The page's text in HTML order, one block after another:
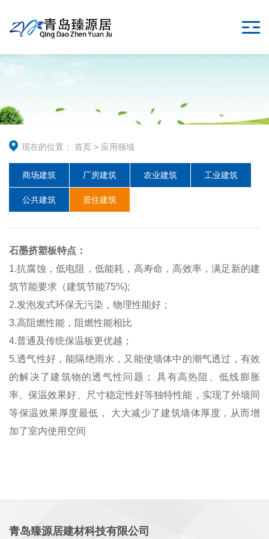
现在的位置： 首页 > 应用领域
商场建筑 厂房建筑 农业建筑 工业建筑
公共建筑 居住建筑
石墨挤塑板特点：
1.抗腐蚀，低电阻，低能耗，高寿命，高效率，满足新的建
筑节能要求（建筑节能75%);
2.发泡发式环保无污染，物理性能好；
3.高阻燃性能，阻燃性能相比
4.普通及传统保温板更优越；
5.透气性好，能隔绝雨水，又能使墙体中的潮气透过，有效
的解决了建筑物的透气性问题； 具有高热阻、低线膨胀
率、保温效果好、尺寸稳定性好等独特性能，实现了外墙同
等保温效果厚度最低， 大大减少了建筑墙体厚度，从而增
加了室内使用空间
青岛臻源居建材科技有限公司